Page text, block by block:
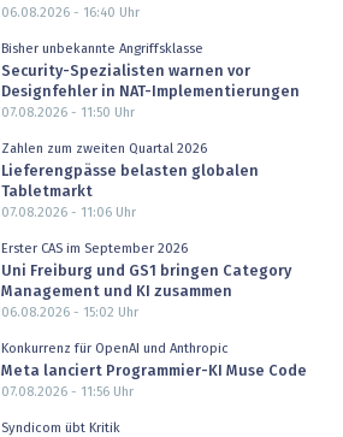
06.08.2026 - 16:40 Uhr
Bisher unbekannte Angriffsklasse
Security-Spezialisten warnen vor
Designfehler in NAT-Implementierungen
07.08.2026 - 11:50 Uhr
Zahlen zum zweiten Quartal 2026
Lieferengpässe belasten globalen
Tabletmarkt
07.08.2026 - 11:06Uhr
Erster CAS im September 2026
Uni Freiburg und GS1 bringen Category
Management und KI zusammen
06.08.2026 - 15:02 Uhr
Konkurrenz für OpenAI und Anthropic
Meta lanciert Programmier-KI Muse Code
07.08.2026 - 11:56Uhr
Syndicom übt Kritik